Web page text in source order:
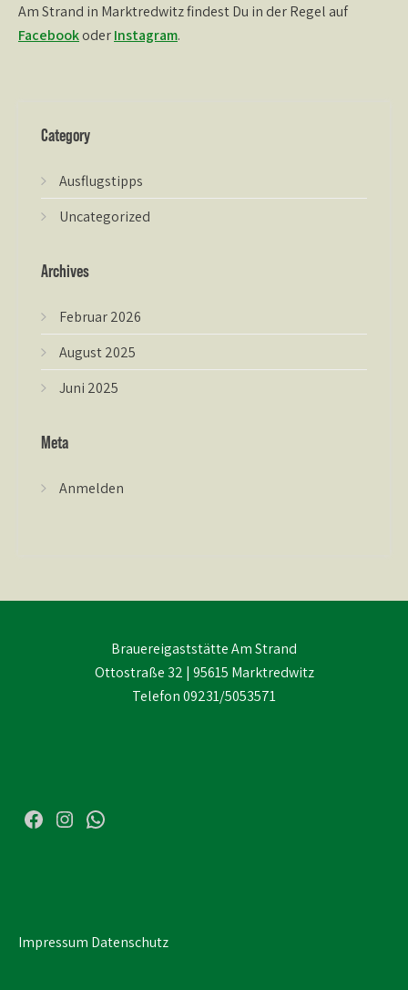
Am Strand in Marktredwitz findest Du in der Regel auf
FacebookoderInstagram.
Category
Ausflugstipps
Uncategorized
Archives
Februar 2026
August 2025
Juni 2025
Meta
Anmelden
Brauereigaststätte Am Strand
Ottostraße 32 | 95615 Marktredwitz
Telefon 09231/5053571
Facebook
Instagram
WhatsApp
Impressum Datenschutz